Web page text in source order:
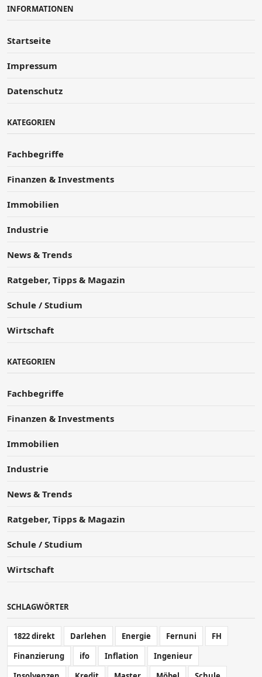
INFORMATIONEN
Startseite
Impressum
Datenschutz
KATEGORIEN
Fachbegriffe
Finanzen & Investments
Immobilien
Industrie
News & Trends
Ratgeber, Tipps & Magazin
Schule / Studium
Wirtschaft
KATEGORIEN
Fachbegriffe
Finanzen & Investments
Immobilien
Industrie
News & Trends
Ratgeber, Tipps & Magazin
Schule / Studium
Wirtschaft
SCHLAGWÖRTER
1822 direkt Darlehen Energie Fernuni
FH
Finanzierung
ifo Inflation
Ingenieur